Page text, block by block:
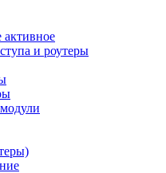
активное
и роутеры